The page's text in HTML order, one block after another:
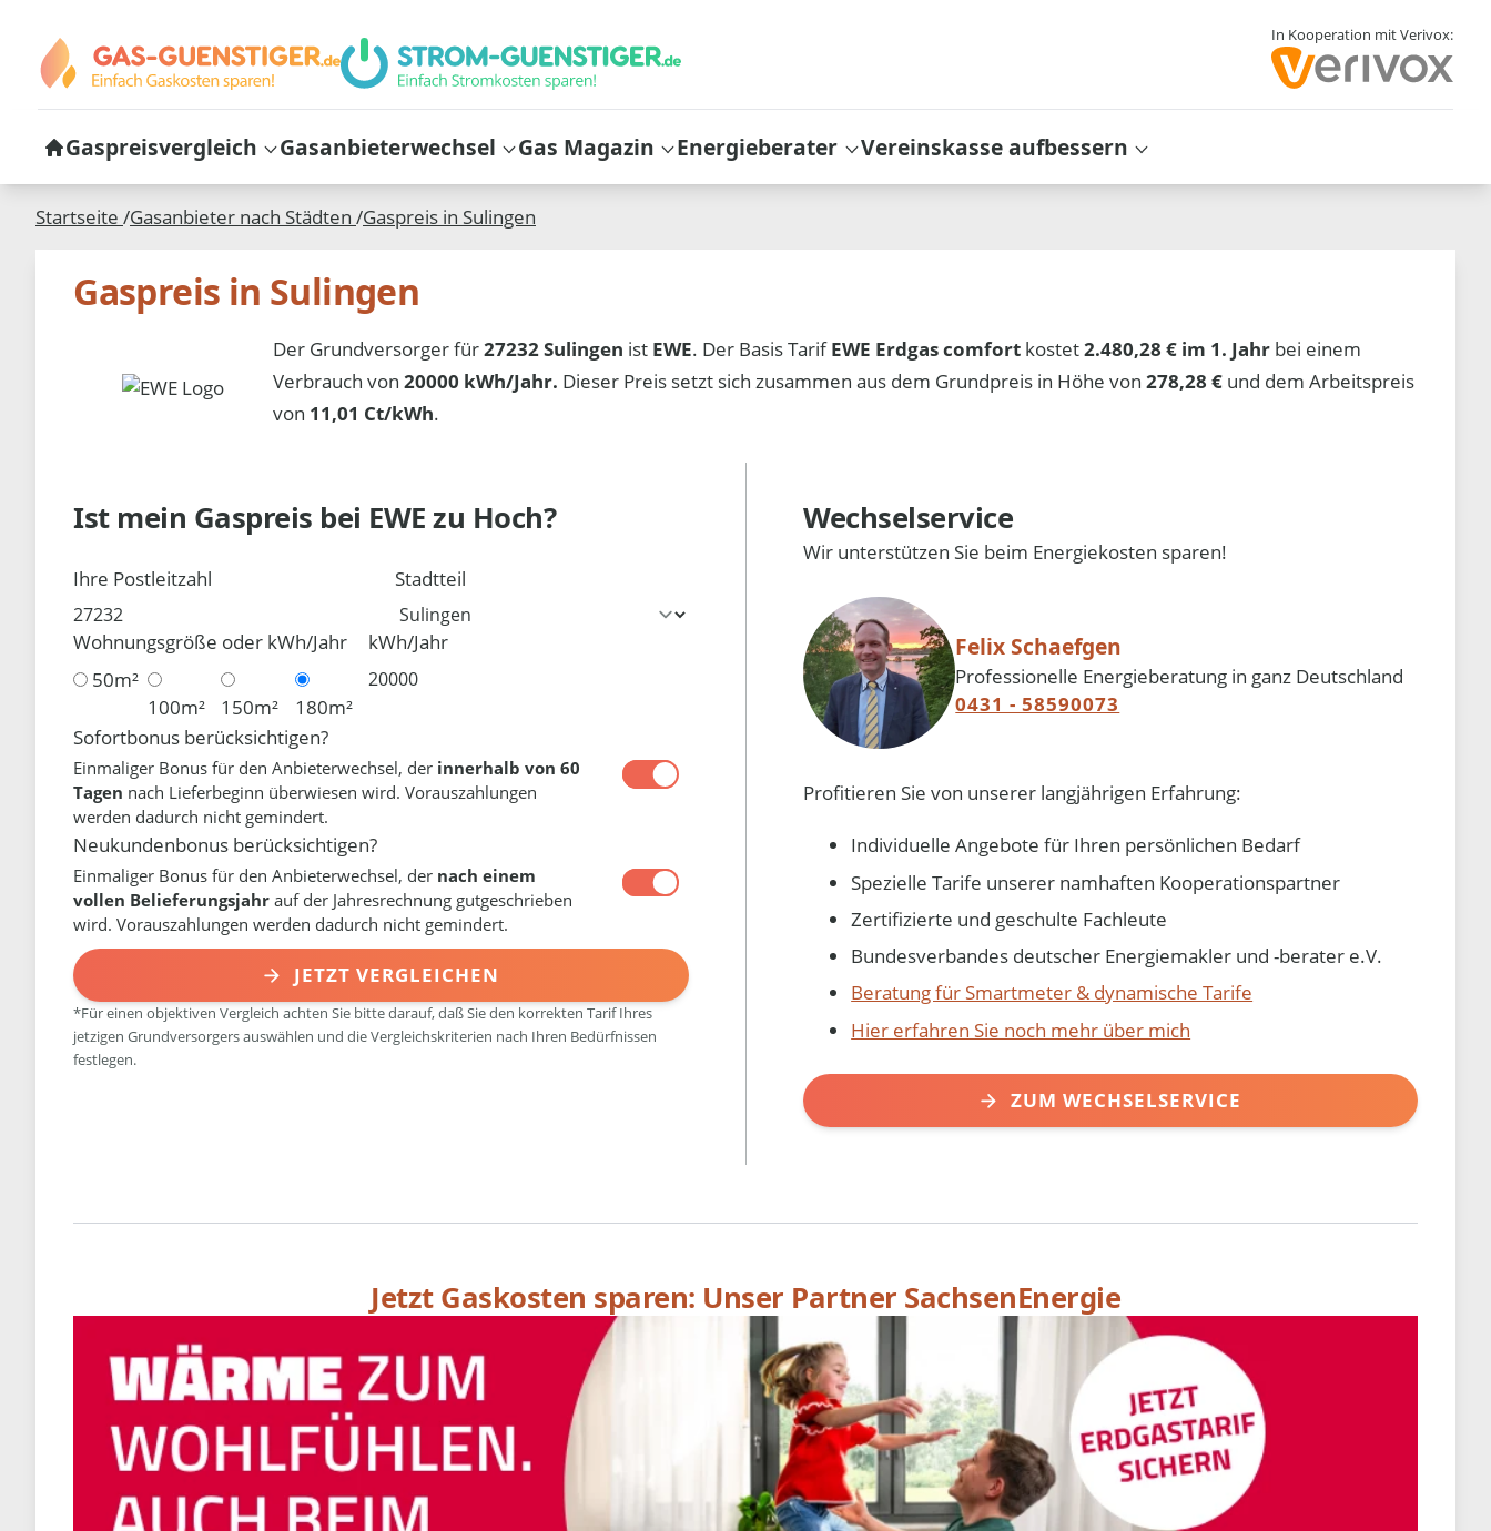
In Kooperation mit Verivox:
Gaspreisvergleich Gasanbieterwechsel Gas Magazin Energieberater Vereinskasse aufbessern
Startseite /Gasanbieter nach Städten /Gaspreis in Sulingen
Gaspreis in Sulingen
Der Grundversorger für27232 Sulingen ist EWE. Der Basis TarifEWE Erdgas comfort kostet2.480,28 € im 1. Jahr bei einem
Verbrauch von20000 kWh/Jahr. Dieser Preis setzt sich zusammen aus dem Grundpreis in Höhe von278,28 € und dem Arbeitspreis
von 11,01 Ct/kWh.
Ist mein Gaspreis bei EWEzu Hoch?
Ihre Postleitzahl Stadtteil
Wohnungsgröße oder kWh/Jahr
50m²
100m²
150m² 180m²
kWh/Jahr
Sofortbonus berücksichtigen?
Einmaliger Bonus für den Anbieterwechsel, der innerhalb von 60
Tagen nach Lieferbeginn überwiesen wird. Vorauszahlungen
werden dadurch nicht gemindert.
Neukundenbonus berücksichtigen?
Einmaliger Bonus für den Anbieterwechsel, der nach einem
vollen Belieferungsjahr auf der Jahresrechnung gutgeschrieben
wird. Vorauszahlungen werden dadurch nicht gemindert.
JETZT VERGLEICHEN
*Für einen objektiven Vergleich achten Sie bitte darauf, daß Sie den korrekten Tarif Ihres
jetzigen Grundversorgers auswählen und die Vergleichskriterien nach Ihren Bedürfnissen
festlegen.
Wechselservice
Wir unterstützen Sie beim Energiekosten sparen!
Felix Schaefgen
Professionelle Energieberatung in ganz Deutschland
0431 - 58590073
Profitieren Sie von unserer langjährigen Erfahrung:
Individuelle Angebote für Ihren persönlichen Bedarf
Spezielle Tarife unserer namhaften Kooperationspartner
Zertifizierte und geschulte Fachleute
Bundesverbandes deutscher Energiemakler und -berater e.V.
Beratung für Smartmeter & dynamische Tarife
Hier erfahren Sie noch mehr über mich
ZUM WECHSELSERVICE
Jetzt Gaskosten sparen: Unser Partner SachsenEnergie